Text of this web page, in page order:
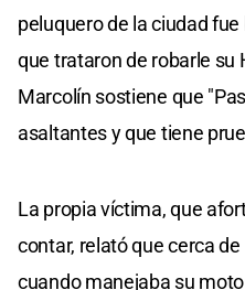
peluquero de la ciudad
que trataron de robarle su
Marcolín sostiene que
asaltantes y que tiene
La propia víctima, que
contar, relató que cerca
cuando manejaba su